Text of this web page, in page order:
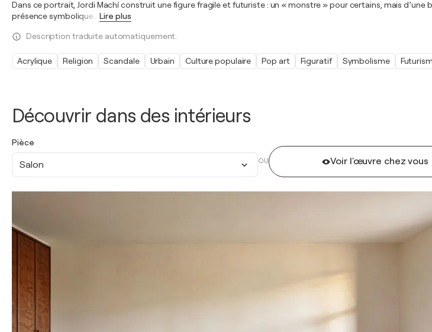
Découvrir dans des intérieurs
Pièce
Salon OU Voir l'œuvre chez vous
Dans ce portrait, Jordi Machí construit une figure fragile et futuriste : un « monstre » pour certains, mais
présence symbolique
Lire plus
Description traduite automatiquement.
Acrylique Religion Scandale Urbain Culture populaire Pop art Figuratif Symbolisme